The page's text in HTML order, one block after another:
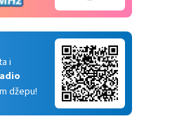
i
džepu!